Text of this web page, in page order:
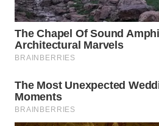
SUKABUMI
WN
PURWAKARTA
WN
PRIANGAN
TIMUR